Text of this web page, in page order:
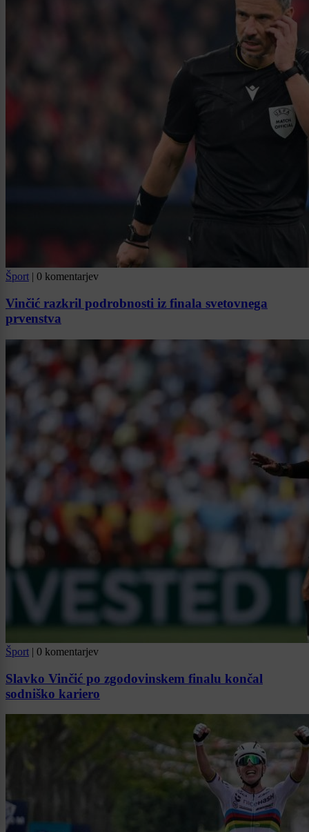
Šport | 0 komentarjev
Vinčić razkril podrobnosti iz finala svetovnega
prvenstva
Šport | 0 komentarjev
Slavko Vinčić po zgodovinskem finalu končal
sodniško kariero